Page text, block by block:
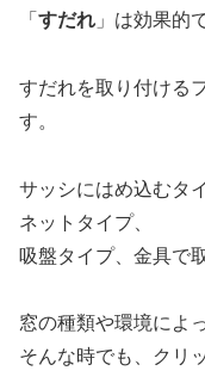
「 すだれ 」は効果的
すだれを取り付ける
す。
サッシにはめ込むタ
ネットタイプ、
吸盤タイプ、金具で
窓の種類や環境によ
そんな時でも、クリ